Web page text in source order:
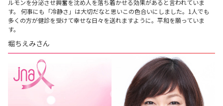
ルモンを分泌させ興奮を沈め人を落ち着かせる効果があると言われていま
す。 何事にも「冷静さ」は大切だなと思いこの色合いにしました。1人でも
多くの方が健診を受けて幸せな日々を送れますように。平和を願っていま
す。
堀ちえみさん